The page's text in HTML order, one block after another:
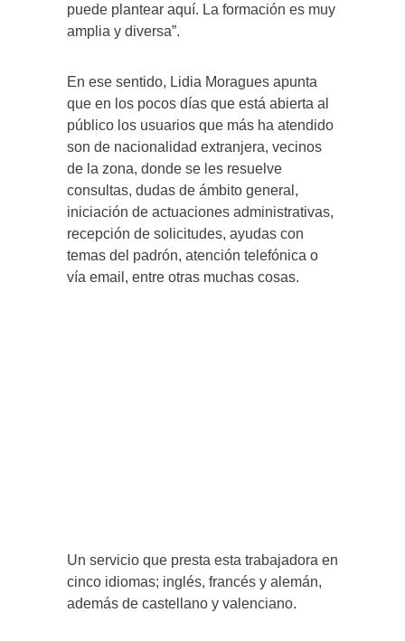
puede plantear aquí. La formación es muy
amplia y diversa”.
En ese sentido, Lidia Moragues apunta
que en los pocos días que está abierta al
público los usuarios que más ha atendido
son de nacionalidad extranjera, vecinos
de la zona, donde se les resuelve
consultas, dudas de ámbito general,
iniciación de actuaciones administrativas,
recepción de solicitudes, ayudas con
temas del padrón, atención telefónica o
vía email, entre otras muchas cosas.
Un servicio que presta esta trabajadora en
cinco idiomas; inglés, francés y alemán,
además de castellano y valenciano.